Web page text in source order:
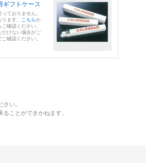
ギフトケース
ておりません。
ます。
こちらか
ご確認ください。
けない場合がご
確認ください。
い。
ことができかねます。